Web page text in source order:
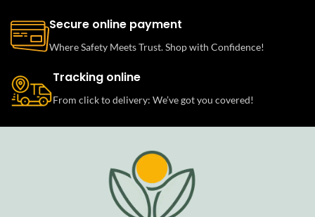
Secure online payment
Where Safety Meets Trust. Shop with Confidence!
Tracking online
From click to delivery: We’ve got you covered!